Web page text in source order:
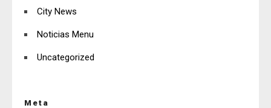
City News
Noticias Menu
Uncategorized
Meta